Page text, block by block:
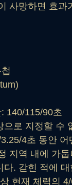
사망하면 효과
140/115/90초
으로 지정할 수
4초 동안
지역 내에 가
다. 갇힌 적에
현재 체력의